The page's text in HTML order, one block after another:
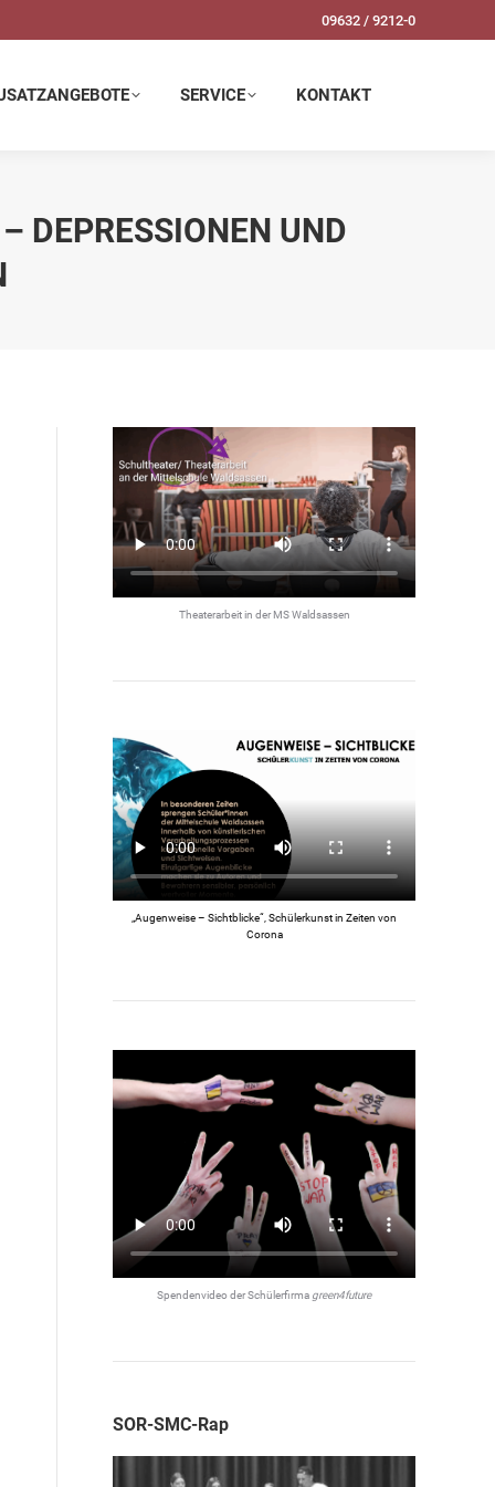
09632 / 9212-0
SERVICE KONTAKT
UND A
Theaterarbeit in der MS Waldsassen
„Augenweise – Sichtblicke“, Schülerkunst in Zeiten von
Corona
Spendenvideo der Schülerfirma green4future
SOR-SMC-Rap